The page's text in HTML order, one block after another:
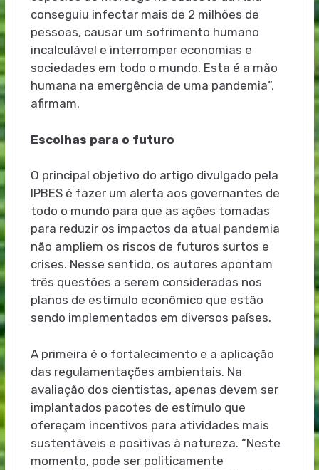
conseguiu infectar mais de 2 milhões de
pessoas, causar um sofrimento humano
incalculável e interromper economias e
sociedades em todo o mundo. Esta é a mão
humana na emergência de uma pandemia”,
afirmam.
Escolhas para o futuro
O principal objetivo do artigo divulgado pela
IPBES é fazer um alerta aos governantes de
todo o mundo para que as ações tomadas
para reduzir os impactos da atual pandemia
não ampliem os riscos de futuros surtos e
crises. Nesse sentido, os autores apontam
três questões a serem consideradas nos
planos de estímulo econômico que estão
sendo implementados em diversos países.
A primeira é o fortalecimento e a aplicação
das regulamentações ambientais. Na
avaliação dos cientistas, apenas devem ser
implantados pacotes de estímulo que
ofereçam incentivos para atividades mais
sustentáveis e positivas à natureza. “Neste
momento, pode ser politicamente